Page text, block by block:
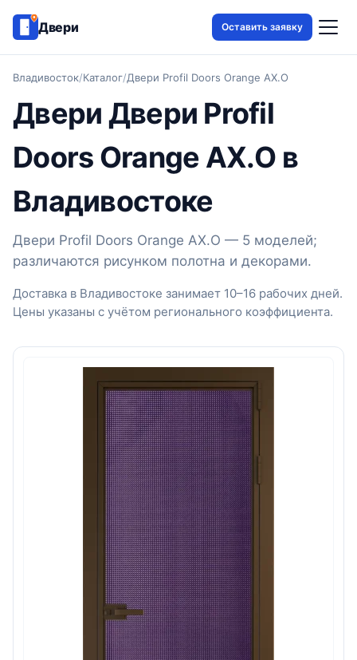
Двери Оставить заявку
Владивосток/Каталог/Двери Profil Doors Orange AX.O
Двери Двери Profil
Doors Orange AX.O в
Владивостоке
Двери Profil Doors Orange AX.O — 5 моделей;
различаются рисунком полотна и декорами.
Доставка в Владивостоке занимает 10–16 рабочих дней.
Цены указаны с учётом регионального коэффициента.